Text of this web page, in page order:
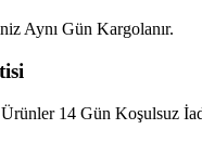
Aynı Gün Kargolanır.
14 Gün Koşulsuz